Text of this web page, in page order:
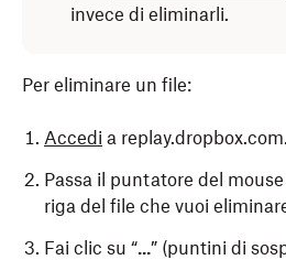
invece di eliminarli.
Per eliminare un file:
Accedi a replay.dropbox.com.
Passa il puntatore del
riga del file che vuoi
Fai clic su “...” (puntini di